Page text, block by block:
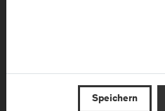
Industrial
Speichern